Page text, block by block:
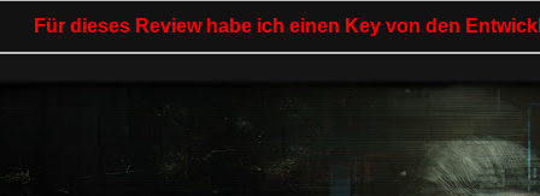
Für dieses Review habe ich einen Key von den